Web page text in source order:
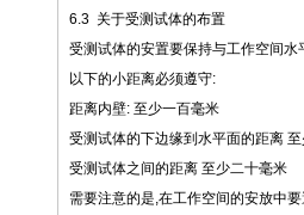
6.3 关于受测试体的布置
受测试体的安置要保持与工作空间
以下的小距离必须遵守:
距离内壁: 至少一百毫米
受测试体的下边缘到水平面的距离
受测试体之间的距离 至少二十毫米
需要注意的是,在工作空间的安放中